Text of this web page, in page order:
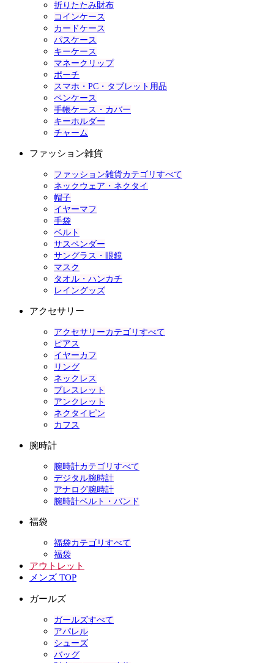
折りたたみ財布
コインケース
カードケース
パスケース
キーケース
マネークリップ
ポーチ
スマホ・PC・タブレット用品
ペンケース
手帳ケース・カバー
キーホルダー
チャーム
ファッション雑貨
ファッション雑貨カテゴリすべて
ネックウェア・ネクタイ
帽子
イヤーマフ
手袋
ベルト
サスペンダー
サングラス・眼鏡
マスク
タオル・ハンカチ
レイングッズ
アクセサリー
アクセサリーカテゴリすべて
ピアス
イヤーカフ
リング
ネックレス
ブレスレット
アンクレット
ネクタイピン
カフス
腕時計
腕時計カテゴリすべて
デジタル腕時計
アナログ腕時計
腕時計ベルト・バンド
福袋
福袋カテゴリすべて
福袋
アウトレット
メンズ TOP
ガールズ
ガールズすべて
アパレル
シューズ
バッグ